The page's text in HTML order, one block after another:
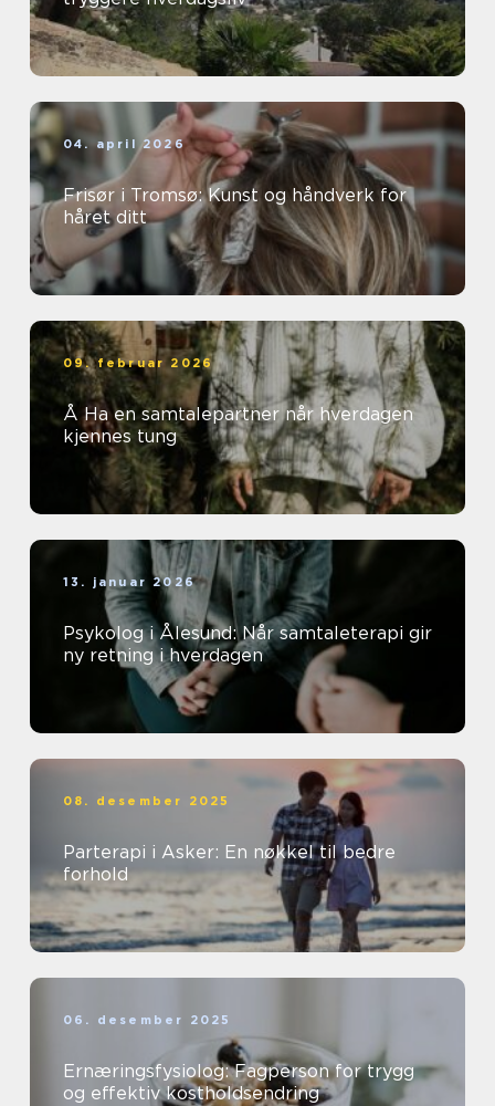
04. april 2026
Frisør i Tromsø: Kunst og håndverk for
håret ditt
09. februar 2026
Å Ha en samtalepartner når hverdagen
kjennes tung
13. januar 2026
Psykolog i Ålesund: Når samtaleterapi gir
ny retning i hverdagen
08. desember 2025
Parterapi i Asker: En nøkkel til bedre
forhold
06. desember 2025
Ernæringsfysiolog: Fagperson for trygg
og effektiv kostholdsendring